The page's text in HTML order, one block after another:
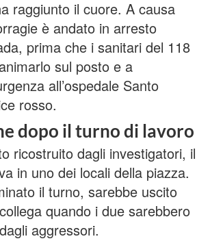
raggiunto il cuore. A causa
è andato in arresto
prima che i sanitari del 118
sul posto e a
all’ospedale Santo
rosso.
dopo il turno di lavoro
ricostruito dagli investigatori, il
in uno dei locali della piazza.
il turno, sarebbe uscito
quando i due sarebbero
aggressori.